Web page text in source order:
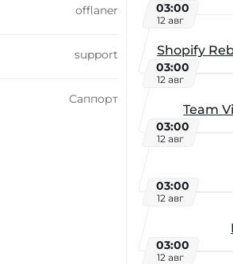
offlaner
support
Саппорт
03:00
12 авг
03:00
12 авг
Team
03:00
12 авг
03:00
12 авг
03:00
12 авг